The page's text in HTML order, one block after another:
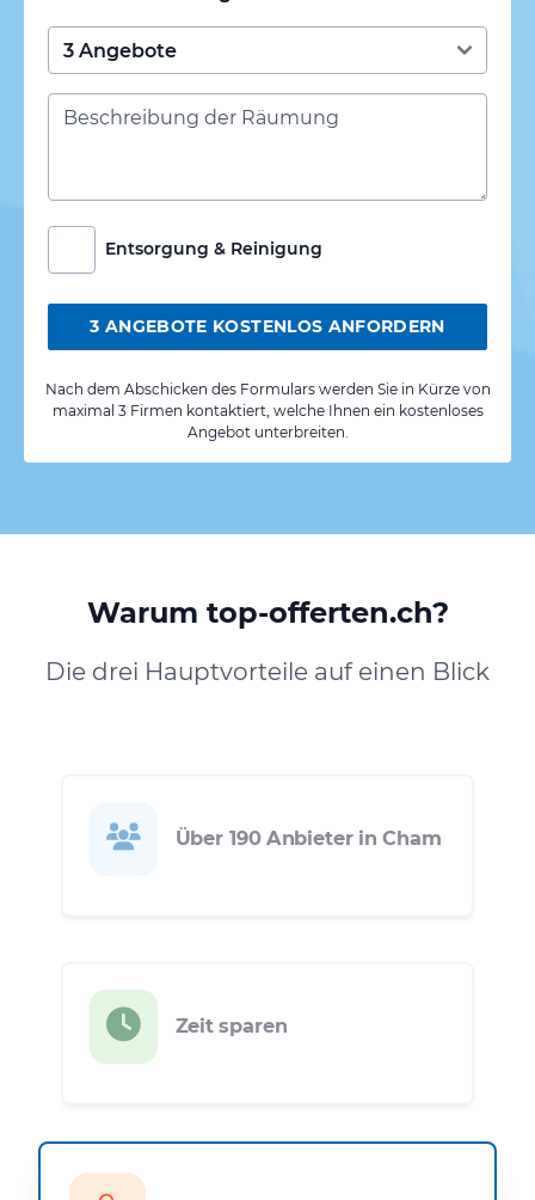
Entsorgung & Reinigung
3 ANGEBOTE KOSTENLOS ANFORDERN
Nach dem Abschicken des Formulars werden Sie in Kürze von
maximal 3 Firmen kontaktiert, welche Ihnen ein kostenloses
Angebot unterbreiten.
Warum top-offerten.ch?
Die drei Hauptvorteile auf einen Blick
Über 190 Anbieter in Cham
Zeit sparen